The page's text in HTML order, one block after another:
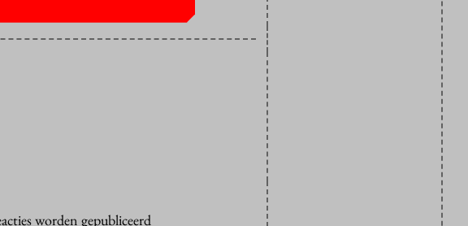
worden gepubliceerd